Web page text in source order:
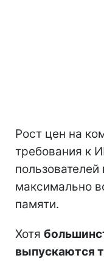
Рост цен на
требования к
пользователей
максимально
памяти.
Хотя
выпускаются